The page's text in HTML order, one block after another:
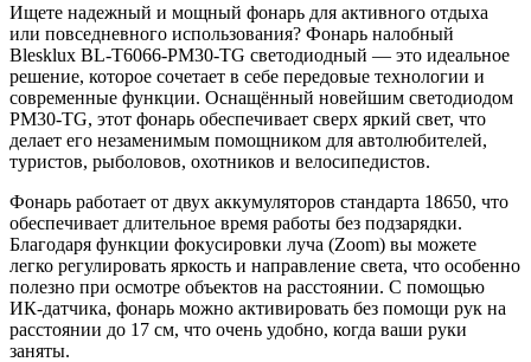
Ищете надежный и мощный фонарь для активного отдыха
или повседневного использования? Фонарь налобный
Blesklux BL-T6066-PM30-TG светодиодный — это идеальное
решение, которое сочетает в себе передовые технологии и
современные функции. Оснащённый новейшим светодиодом
PM30-TG, этот фонарь обеспечивает сверх яркий свет, что
делает его незаменимым помощником для автолюбителей,
туристов, рыболовов, охотников и велосипедистов.
Фонарь работает от двух аккумуляторов стандарта 18650, что
обеспечивает длительное время работы без подзарядки.
Благодаря функции фокусировки луча (Zoom) вы можете
легко регулировать яркость и направление света, что особенно
полезно при осмотре объектов на расстоянии. С помощью
ИК-датчика, фонарь можно активировать без помощи рук на
расстоянии до 17 см, что очень удобно, когда ваши руки
заняты.